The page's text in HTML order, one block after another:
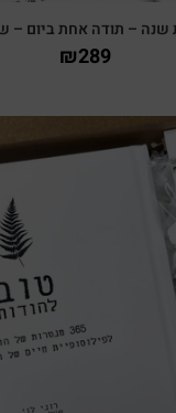
שנה – תודה אחת ביום –
₪289
צפייה